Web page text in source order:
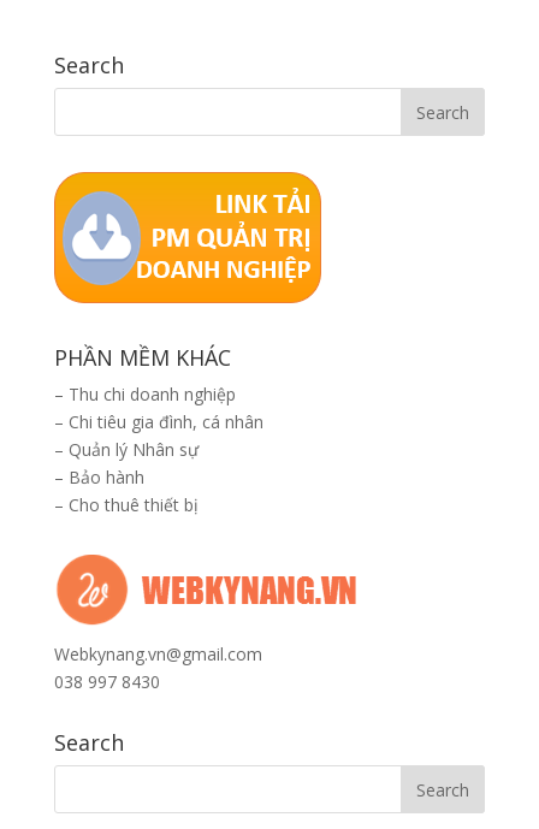
Search
PHẦN MỀM KHÁC
– Thu chi doanh nghiệp
– Chi tiêu gia đình, cá nhân
– Quản lý Nhân sự
– Bảo hành
– Cho thuê thiết bị
Webkynang.vn@gmail.com
038 997 8430
Search